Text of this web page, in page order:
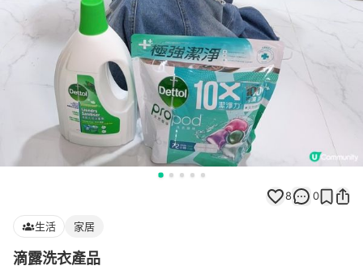
8 0
生活 家居
滴露洗衣產品